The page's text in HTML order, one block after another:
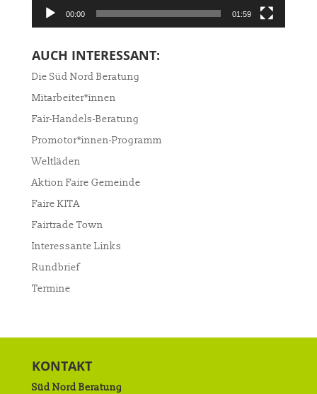
00:00 01:59
AUCH INTERESSANT:
Die Süd Nord Beratung
Mitarbeiter*innen
Fair-Handels-Beratung
Promotor*innen-Programm
Weltläden
Aktion Faire Gemeinde
Faire KITA
Fairtrade Town
Interessante Links
Rundbrief
Termine
KONTAKT
Süd Nord Beratung